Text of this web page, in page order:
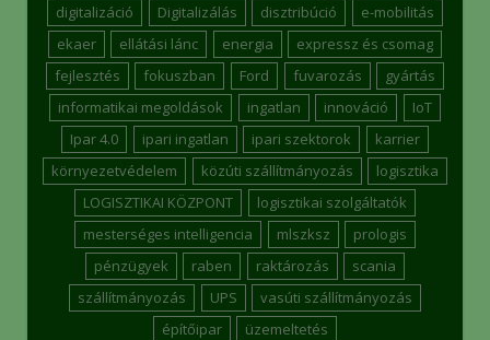
digitalizáció
Digitalizálás disztribúció
e-mobilitás
ekaer
ellátási lánc energia
expressz és csomag
fejlesztés
fokuszban Ford fuvarozás
gyártás
informatikai megoldások
ingatlan innováció
IoT
Ipar 4.0
ipari ingatlan ipari szektorok
karrier
környezetvédelem
közúti szállítmányozás
logisztika
LOGISZTIKAI KÖZPONT
logisztikai szolgáltatók
mesterséges intelligencia
mlszksz
prologis
pénzügyek
raben raktározás
scania
szállítmányozás
UPS
vasúti szállítmányozás
építőipar
üzemeltetés